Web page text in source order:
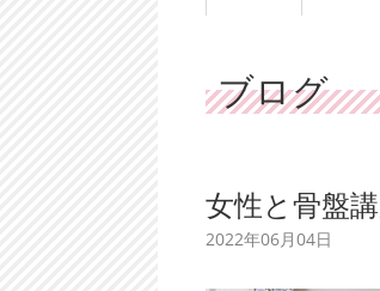
ブログ
女性と骨盤
2022年06月04日